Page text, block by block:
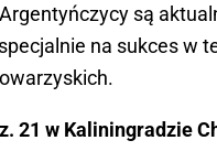
są
na sukces w
21 w Kaliningradzie